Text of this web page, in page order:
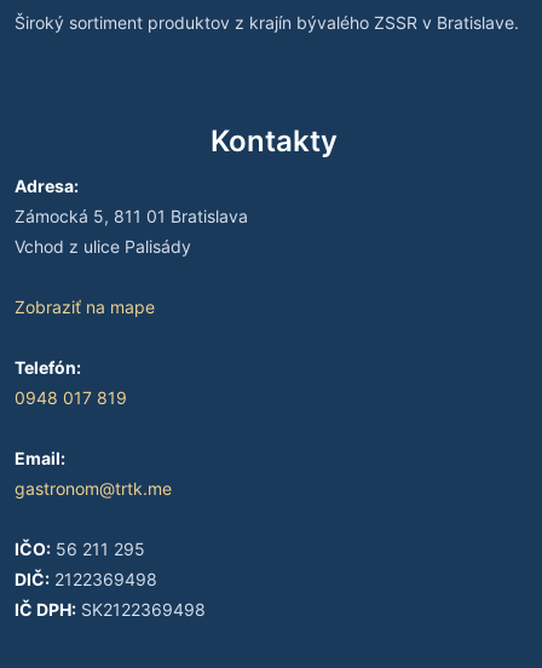
Široký sortiment produktov z krajín bývalého ZSSR v Bratislave.
Kontakty
Adresa:
Zámocká 5, 811 01 Bratislava
Vchod z ulice Palisády
Zobraziť na mape
Telefón:
0948 017 819
Email:
gastronom@trtk.me
IČO: 56 211 295
DIČ: 2122369498
IČ DPH: SK2122369498